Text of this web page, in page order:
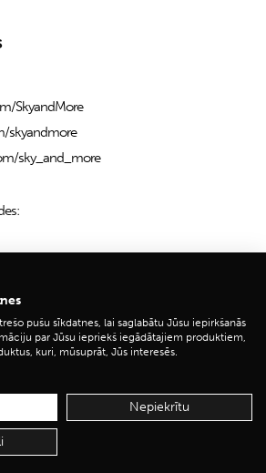
SkyandMore
skyandmore
sky_and_more
pušu sīkdatnes, lai saglabātu Jūsu iepirkšanās
par Jūsu iepriekš iegādātajiem produktiem,
kuri, mūsuprāt, Jūs interesēs.
Nepiekrītu